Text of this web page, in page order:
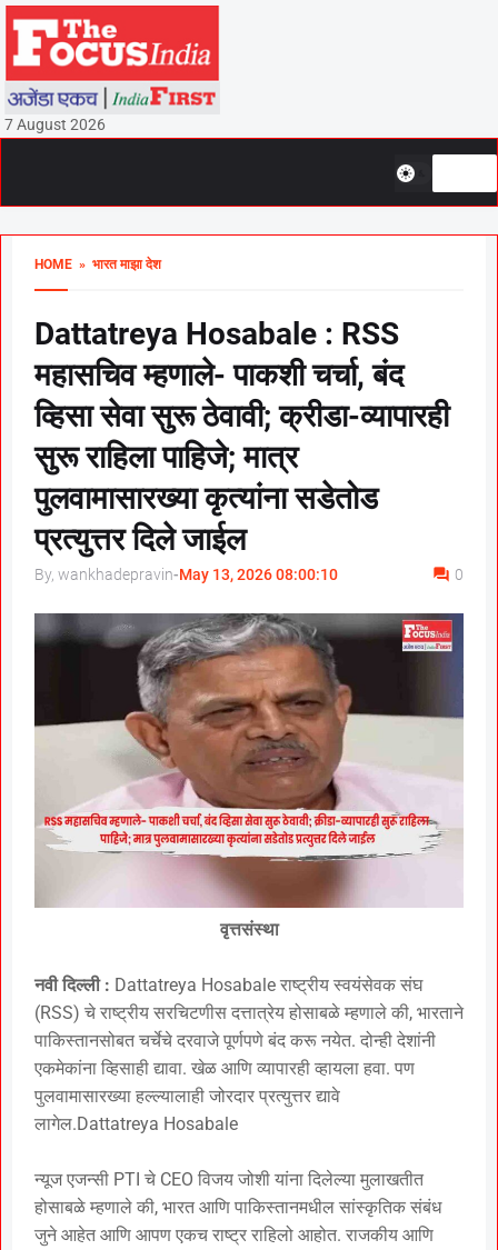
7 August 2026
HOME » भारत माझा देश
Dattatreya Hosabale : RSS
महासचिव म्हणाले- पाकशी चर्चा, बंद
व्हिसा सेवा सुरू ठेवावी; क्रीडा-व्यापारही
सुरू राहिला पाहिजे; मात्र
पुलवामासारख्या कृत्यांना सडेतोड
प्रत्युत्तर दिले जाईल
By, wankhadepravin-May 13, 2026 08:00:10 0
वृत्तसंस्था
नवी दिल्ली : Dattatreya Hosabale राष्ट्रीय स्वयंसेवक संघ
(RSS) चे राष्ट्रीय सरचिटणीस दत्तात्रेय होसाबळे म्हणाले की, भारताने
पाकिस्तानसोबत चर्चेचे दरवाजे पूर्णपणे बंद करू नयेत. दोन्ही देशांनी
एकमेकांना व्हिसाही द्यावा. खेळ आणि व्यापारही व्हायला हवा. पण
पुलवामासारख्या हल्ल्यालाही जोरदार प्रत्युत्तर द्यावे
लागेल.Dattatreya Hosabale
न्यूज एजन्सी PTI चे CEO विजय जोशी यांना दिलेल्या मुलाखतीत
होसाबळे म्हणाले की, भारत आणि पाकिस्तानमधील सांस्कृतिक संबंध
जुने आहेत आणि आपण एकच राष्ट्र राहिलो आहोत. राजकीय आणि